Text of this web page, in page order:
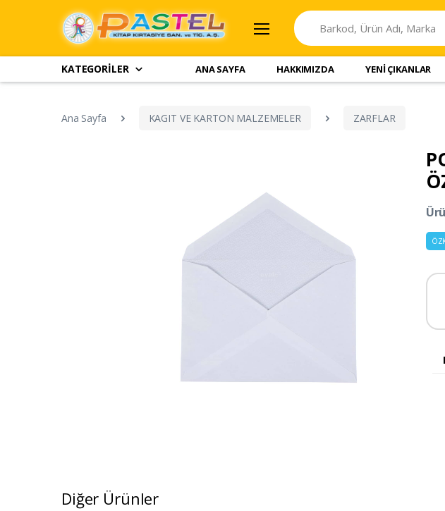
KATEGORİLER ANA SAYFA HAKKIMIZDA YENİ ÇIKANLAR
Ana Sayfa KAGIT VE KARTON MALZEMELER ZARFLAR
Diğer Ürünler